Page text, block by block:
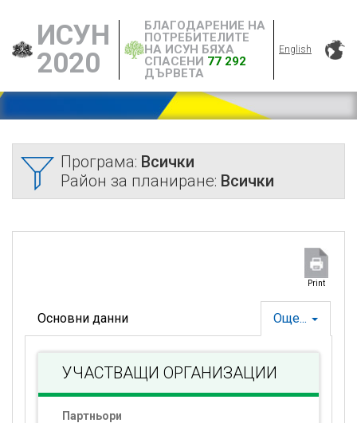
ИСУН
2020
БЛАГОДАРЕНИЕ НА
ПОТРЕБИТЕЛИТЕ
НА ИСУН БЯХА
СПАСЕНИ 77 292
ДЪРВЕТА
English
Програма: Всички
Район за планиране: Всички
Print
Още...
Основни данни
УЧАСТВАЩИ ОРГАНИЗАЦИИ
Партньори